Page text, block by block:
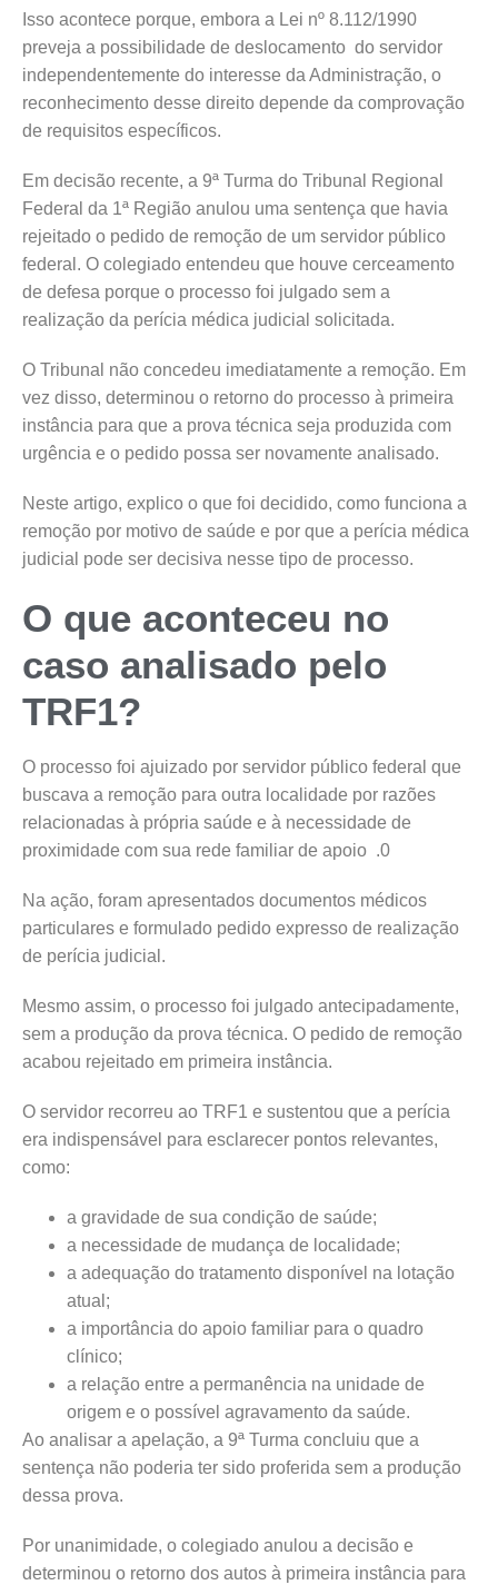
Isso acontece porque, embora a Lei nº 8.112/1990
preveja a possibilidade de deslocamento do servidor
independentemente do interesse da Administração, o
reconhecimento desse direito depende da comprovação
de requisitos específicos.
Em decisão recente, a 9ª Turma do Tribunal Regional
Federal da 1ª Região anulou uma sentença que havia
rejeitado o pedido de remoção de um servidor público
federal. O colegiado entendeu que houve cerceamento
de defesa porque o processo foi julgado sem a
realização da perícia médica judicial solicitada.
O Tribunal não concedeu imediatamente a remoção. Em
vez disso, determinou o retorno do processo à primeira
instância para que a prova técnica seja produzida com
urgência e o pedido possa ser novamente analisado.
Neste artigo, explico o que foi decidido, como funciona a
remoção por motivo de saúde e por que a perícia médica
judicial pode ser decisiva nesse tipo de processo.
O que aconteceu no
caso analisado pelo
TRF1?
O processo foi ajuizado por servidor público federal que
buscava a remoção para outra localidade por razões
relacionadas à própria saúde e à necessidade de
proximidade com sua rede familiar de apoio .0
Na ação, foram apresentados documentos médicos
particulares e formulado pedido expresso de realização
de perícia judicial.
Mesmo assim, o processo foi julgado antecipadamente,
sem a produção da prova técnica. O pedido de remoção
acabou rejeitado em primeira instância.
O servidor recorreu ao TRF1 e sustentou que a perícia
era indispensável para esclarecer pontos relevantes,
como:
a gravidade de sua condição de saúde;
a necessidade de mudança de localidade;
a adequação do tratamento disponível na lotação
atual;
a importância do apoio familiar para o quadro
clínico;
a relação entre a permanência na unidade de
origem e o possível agravamento da saúde.
Ao analisar a apelação, a 9ª Turma concluiu que a
sentença não poderia ter sido proferida sem a produção
dessa prova.
Por unanimidade, o colegiado anulou a decisão e
determinou o retorno dos autos à primeira instância para